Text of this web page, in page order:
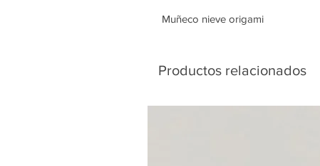
Muñeco nieve origami
Productos relacionados